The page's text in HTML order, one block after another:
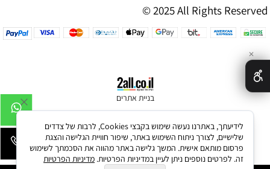
© 2025 All Rights Reserved
בניית אתרים
✕
לידיעתך, באתרנו נעשה שימוש בקבצי Cookies, לרבות של צדדים
שלישיים, לצורך ניתוח השימוש באתר, שיפור חוויית הגלישה והצגת
פרסום מותאם אישית. המשך גלישה באתר מהווה את הסכמתך לשימוש
זה. לפרטים נוספים ניתן לעיין במדיניות הפרטיות. מדיניות הפרטיות